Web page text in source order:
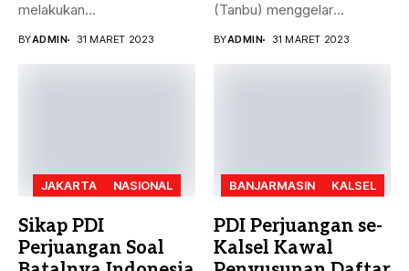
melakukan
BYADMIN 31 MARET 2023
(Tanbu) menggelar
BYADMIN 31 MARET 2023
JAKARTA NASIONAL
Sikap PDI
Perjuangan Soal
BANJARMASIN KALSEL
PDI Perjuangan se-
Kalsel Kawal